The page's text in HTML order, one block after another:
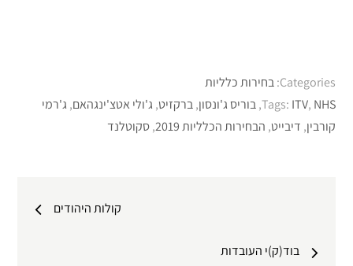
Categories: בחירות כלליות
Tags: ITV, NHS
,בוריס ג'ונסון,ברקזיט, ג'ולי אטצ'ינגהאם, ג'רמי
קורבין, דיבייט, הבחירות הכלליות 2019 ,סקוטלנד
קולות היהודים
בוד(ק)י העובדות